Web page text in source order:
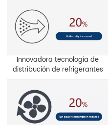
Innovadora tecnología de
distribución de refrigerantes